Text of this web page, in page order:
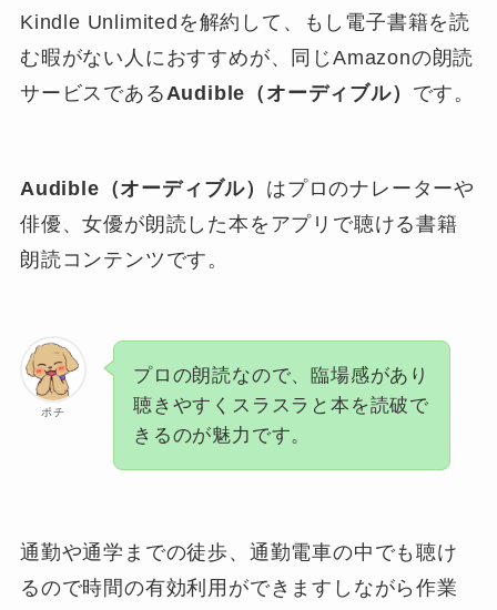
Kindle Unlimitedを解約して、もし電子書籍を読
む暇がない人におすすめが、同じAmazonの朗読
サービスである Audible（オーディブル） です。
Audible（オーディブル） はプロのナレーターや
俳優、女優が朗読した本をアプリで聴ける書籍
朗読コンテンツです。
ポチ
プロの朗読なので、臨場感があり
聴きやすくスラスラと本を読破で
きるのが魅力です。
通勤や通学までの徒歩、通勤電車の中でも聴け
るので時間の有効利用ができますしながら作業